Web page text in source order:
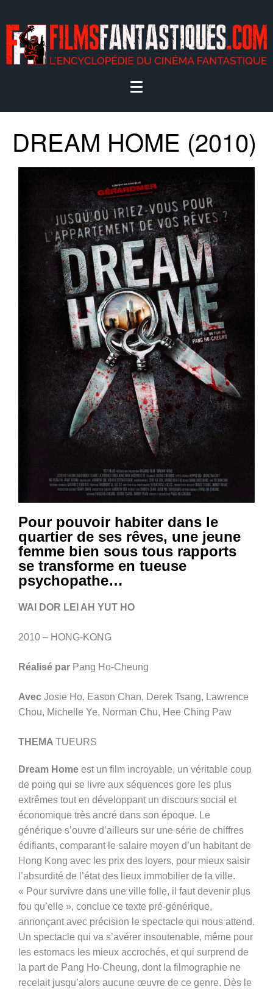
DREAM HOME (2010)
Pour pouvoir habiter dans le
quartier de ses rêves, une jeune
femme bien sous tous rapports
se transforme en tueuse
psychopathe…
WAI DOR LEI AH YUT HO
2010 – HONG-KONG
Réalisé par Pang Ho-Cheung
Avec Josie Ho, Eason Chan, Derek Tsang, Lawrence
Chou, Michelle Ye, Norman Chu, Hee Ching Paw
THEMA TUEURS
Dream Home est un film incroyable, un véritable coup
de poing qui se livre aux séquences gore les plus
extrêmes tout en développant un discours social et
économique très ancré dans son époque. Le
générique s’ouvre d’ailleurs sur une série de chiffres
édifiants, comparant le salaire moyen d’un habitant de
Hong Kong avec les prix des loyers, pour mieux saisir
l’absurdité de l’état des lieux immobilier de la ville.
« Pour survivre dans une ville folle, il faut devenir plus
fou qu’elle », conclue ce texte pré-générique,
annonçant avec précision le spectacle qui nous attend.
Un spectacle qui va s’avérer insoutenable, même pour
les estomacs les mieux accrochés, et qui surprend de
la part de Pang Ho-Cheung, dont la filmographie ne
recelait jusqu’alors aucune œuvre de ce genre. Dès le